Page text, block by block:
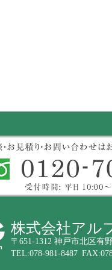
株式会社アル
〒651-1312 神戸市北区有
TEL:078-981-8487